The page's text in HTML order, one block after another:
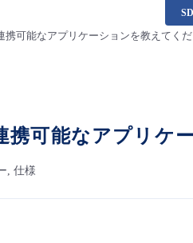
携可能なアプリケーションを教えてく
携可能なアプリケ
, 仕様